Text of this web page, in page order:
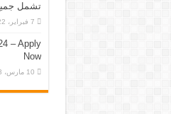
تشمل
7 فبراير، 2022
– Apply
Now
10 مارس، 2023